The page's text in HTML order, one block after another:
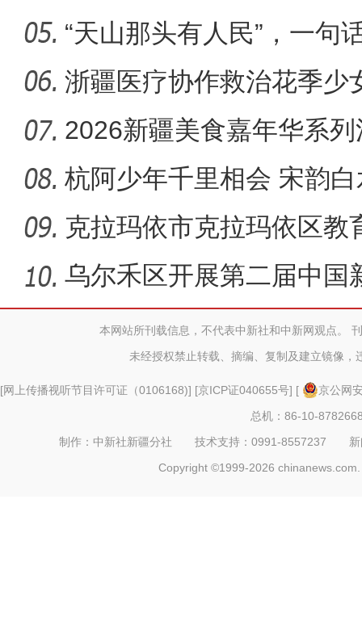
体育精
“天山那头有人民”，一句
友的
浙疆医疗协作救治花季少
2026新疆美食嘉年华系
粉节启幕
杭阿少年千里相会 宋韵
克拉玛依市克拉玛依区教
共产党
乌尔禾区开展第二届中国
遴选展
本网站所刊载信息，不代表中新社和中新网观点。
未经授权禁止转载、摘编、复制及建立镜像，
[网上传播视听节目许可证（0106168)] [京ICP证040655号] [
京公网
总机：86-10-
制作：中新社新疆分社 技术支持：0991-8557237
Copyright ©1999-2026